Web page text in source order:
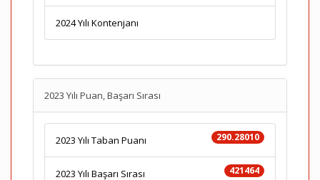
2024 Yılı Kontenjanı
2023 Yılı Puan, Başarı Sırası
290.28010
2023 Yılı Taban Puanı
421464
2023 Yılı Başarı Sırası